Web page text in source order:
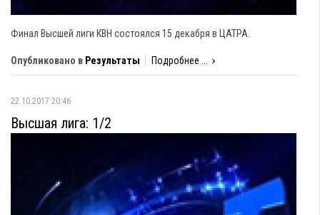
Финал Высшей лиги КВН состоялся 15 декабря в ЦАТРА.
Опубликовано в Результаты Подробнее ...
22.10.2017 20:46
Высшая лига: 1/2